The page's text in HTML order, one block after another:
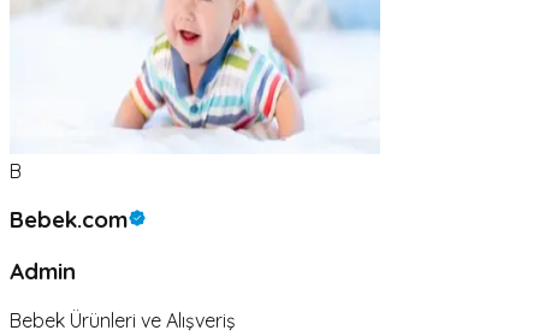
B
Bebek.com
Admin
Bebek Ürünleri ve Alışveriş